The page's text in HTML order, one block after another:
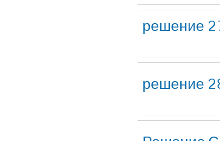
решение
решение